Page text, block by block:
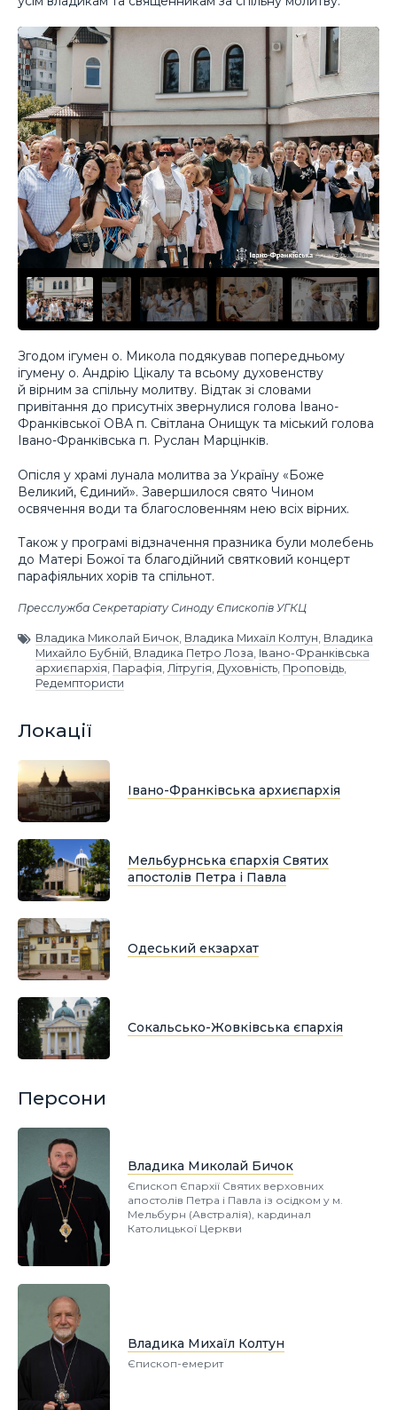
Згодом ігумен о. Микола подякував попередньому
ігумену о. Андрію Цікалу та всьому духовенству
й вірним за спільну молитву. Відтак зі словами
привітання до присутніх звернулися голова Івано-
Франківської ОВА п. Світлана Онищук та міський голова
Івано-Франківська п. Руслан Марцінків.
Опісля у храмі лунала молитва за Україну «Боже
Великий, Єдиний». Завершилося свято Чином
освячення води та благословенням нею всіх вірних.
Також у програмі відзначення празника були молебень
до Матері Божої та благодійний святковий концерт
парафіяльних хорів та спільнот.
Пресслужба Секретаріату Синоду Єпископів УГКЦ
Владика Миколай Бичок, Владика Михаїл Колтун, Владика
Михайло Бубній, Владика Петро Лоза, Івано-Франківська
архиєпархія, Парафія, Літругія, Духовність, Проповідь,
Редемптористи
Локації
Івано-Франківська архиєпархія
Мельбурнська єпархія Святих
апостолів Петра і Павла
Одеський екзархат
Сокальсько-Жовківська єпархія
Персони
Владика Миколай Бичок
Єпископ Єпархії Святих верховних
апостолів Петра і Павла із осідком у м.
Мельбурн (Австралія), кардинал
Католицької Церкви
Владика Михаїл Колтун
Єпископ-емерит